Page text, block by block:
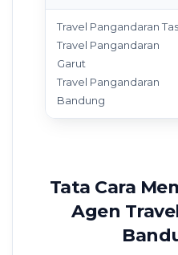
Travel Pangandaran
Travel Pangandaran
Garut
Travel Pangandaran
Bandung
Tata Cara
Agen